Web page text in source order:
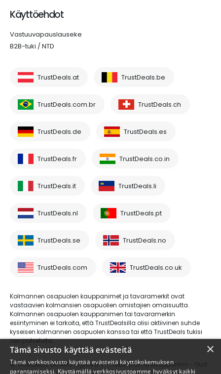
Käyttöehdot
Vastuuvapauslauseke
B2B-tuki / NTD
TrustDeals.at TrustDeals.be
TrustDeals.com.br TrustDeals.ch
TrustDeals.de TrustDeals.es
TrustDeals.fr TrustDeals.co.in
TrustDeals.it TrustDeals.li
TrustDeals.nl TrustDeals.pt
TrustDeals.se TrustDeals.no
TrustDeals.com TrustDeals.co.uk
Kolmannen osapuolen kauppanimet ja tavaramerkit ovat
vastaavien kolmansien osapuolien omistajien omaisuutta.
Kolmannen osapuolen kauppanimen tai tavaramerkin
esiintyminen ei tarkoita, että TrustDealsilla olisi aktiivinen suhde
kyseisen kolmannen osapuolen kanssa tai että TrustDeals tukisi
sen palveluita.
© Trustdeals on AMS Digital B.V.:n rekisteröimä kauppanimi - Oud
×
Tämä sivusto käyttää evästeitä
Tämä verkkosivusto käyttää evästeitä käyttökokemuksen
parantamiseksi. Käyttämällä verkkosivustoamme hyväksyt kaikki